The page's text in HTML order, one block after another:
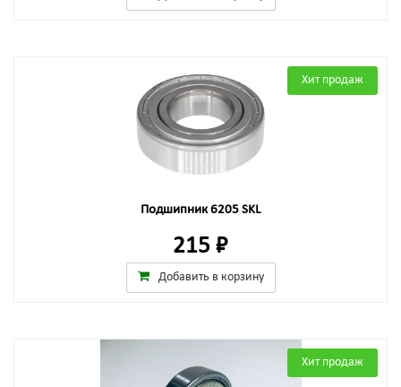
Хит продаж
Подшипник 6205 SKL
215 ₽
Добавить в корзину
Хит продаж